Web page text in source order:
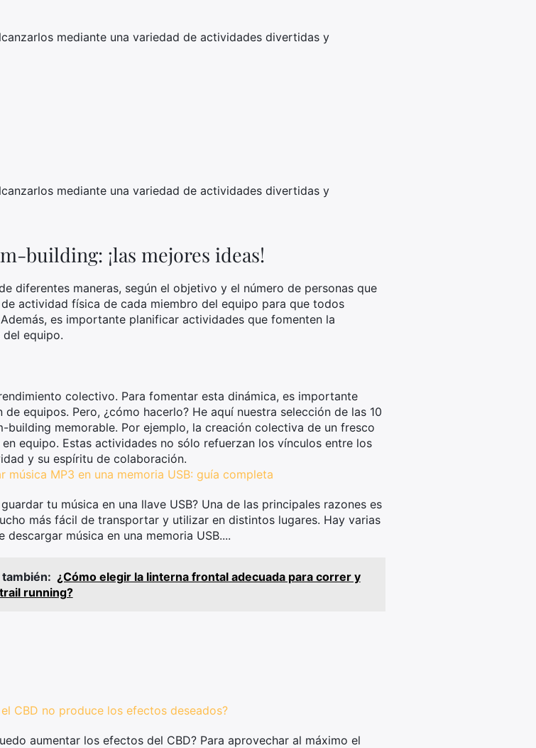
mediante una variedad de actividades divertidas y
mediante una variedad de actividades divertidas y
building: ¡las mejores ideas!
diferentes maneras, según el objetivo y el número de personas que
actividad física de cada miembro del equipo para que todos
es importante planificar actividades que fomenten la
equipo.
colectivo. Para fomentar esta dinámica, es importante
equipos. Pero, ¿cómo hacerlo? He aquí nuestra selección de las 10
building memorable. Por ejemplo, la creación colectiva de un fresco
equipo. Estas actividades no sólo refuerzan los vínculos entre los
y su espíritu de colaboración.
música MP3 en una memoria USB: guía completa
tu música en una llave USB? Una de las principales razones es
más fácil de transportar y utilizar en distintos lugares. Hay varias
descargar música en una memoria USB....
¿Cómo elegir la linterna frontal adecuada para correr y
running?
CBD no produce los efectos deseados?
aumentar los efectos del CBD? Para aprovechar al máximo el